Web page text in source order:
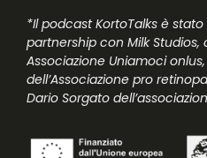
*Il podcast KortoTalks è
partnership con Milk
Associazione Uniamoci
dell’Associazione pro
Dario Sorgato